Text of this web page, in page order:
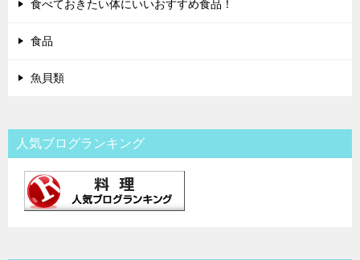
食べておきたい体にいいおすすめ食品！
食品
魚貝類
人気ブログランキング